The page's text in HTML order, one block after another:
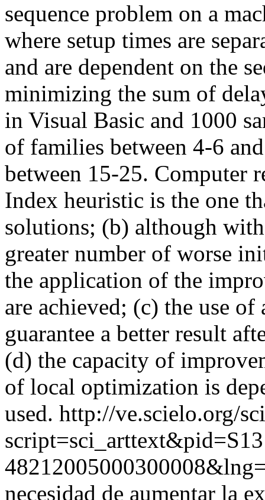
sequence problem on a
where setup times are
and are dependent on the
minimizing the sum of
in Visual Basic and 1000
of families between 4-6
between 15-25. Computer
Index heuristic is the one
solutions; (b) although
greater number of worse
the application of the
are achieved; (c) the use
guarantee a better result
(d) the capacity of
of local optimization is
used. http://ve.scielo.org/
necesidad de aumentar la